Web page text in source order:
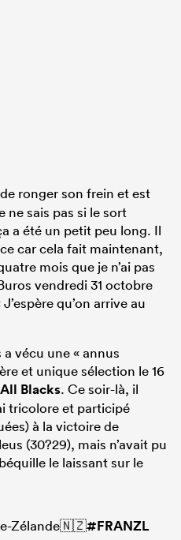
ronger son frein et est
ne sais pas si le sort
a été un petit peu long. Il
car cela fait maintenant,
mois que je n’ai pas
vendredi 31 octobre
qu’on arrive au
a vécu une « annus
et unique sélection le 16
All Blacks. Ce soir-là, il
tricolore et participé
à la victoire de
(30?29), mais n’avait pu
le laissant sur le
Zélande🇳🇿#FRANZL